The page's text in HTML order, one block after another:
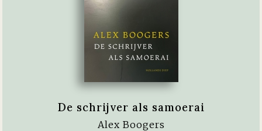
De schrijver als samoerai
Alex Boogers